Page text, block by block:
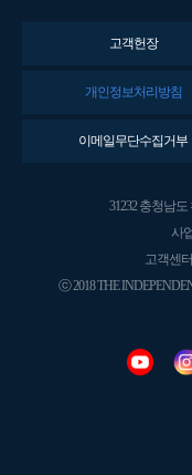
고객헌장
개인정보처리방침
이메일무단수집거부
31232 충청남
사
고객센터
ⓒ 2018 THE